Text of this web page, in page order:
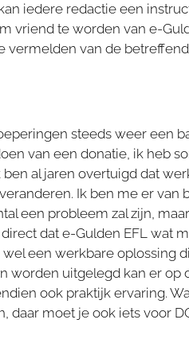
iedere redactie een
vriend te worden van e-
vermelden van de
steeds weer een
van een donatie, ik heb
al jaren overtuigd dat
Ik ben me er van
een probleem zal zijn,
dat e-Gulden EFL wat
een werkbare oplossing
worden uitgelegd kan er
ook praktijk ervaring.
daar moet je ook iets voor